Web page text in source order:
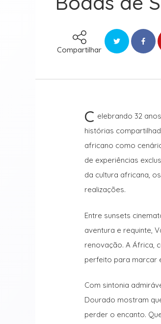
Compartilhar
C elebrando 32
histórias
africano como
de experiências
da cultura africana,
realizações.
Entre sunsets
aventura e requinte,
renovação. A África,
perfeito para marcar
Com sintonia
Dourado mostram
perder o encanto.